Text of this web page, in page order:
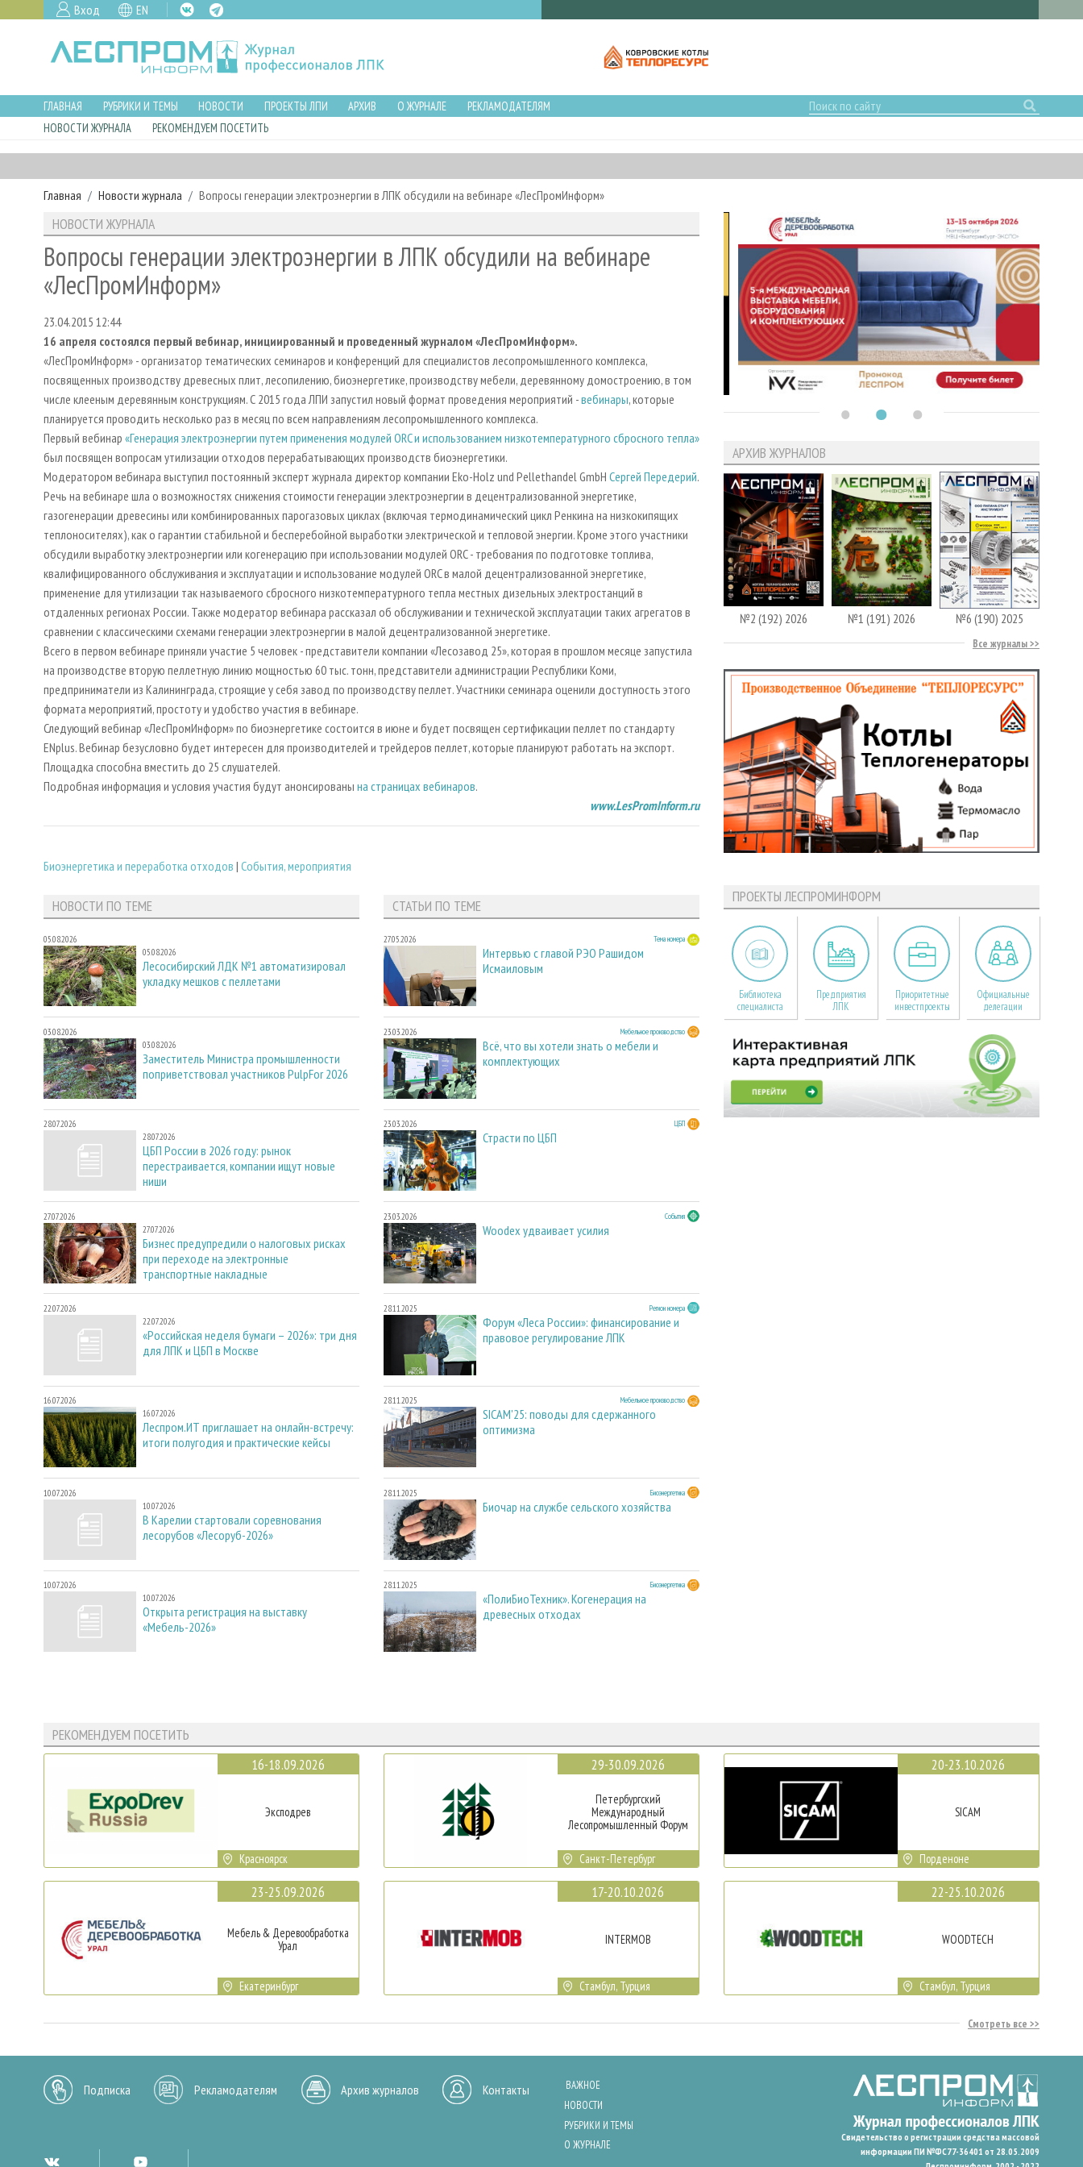
Вход EN
ГЛАВНАЯ РУБРИКИ И ТЕМЫ НОВОСТИ ПРОЕКТЫ ЛПИ АРХИВ О ЖУРНАЛЕ
РЕКЛАМОДАТЕЛЯМ
НОВОСТИ ЖУРНАЛА
РЕКОМЕНДУЕМ ПОСЕТИТЬ
Главная Новости журнала Вопросы генерации электроэнергии в ЛПК обсудили на вебинаре «ЛесПромИнформ»
НОВОСТИ ЖУРНАЛА
Вопросы генерации электроэнергии в ЛПК обсудили на вебинаре
«ЛесПромИнформ»
23.04.2015 12:44
16 апреля состоялся первый вебинар, инициированный и проведенный журналом «ЛесПромИнформ».
«ЛесПромИнформ» - организатор тематических семинаров и конференций для специалистов лесопромышленного комплекса,
посвященных производству древесных плит, лесопилению, биоэнергетике, производству мебели, деревянному домостроению, в том
числе клееным деревянным конструкциям. С 2015 года ЛПИ запустил новый формат проведения мероприятий -вебинары, которые
планируется проводить несколько раз в месяц по всем направлениям лесопромышленного комплекса.
Первый вебинар «Генерация электроэнергии путем применения модулей ORC и использованием низкотемпературного сбросного тепла»
был посвящен вопросам утилизации отходов перерабатывающих производств биоэнергетики.
Модератором вебинара выступил постоянный эксперт журнала директор компании Eko-Holz und Pellethandel GmbH Сергей Передерий.
Речь на вебинаре шла о возможностях снижения стоимости генерации электроэнергии в децентрализованной энергетике,
газогенерации древесины или комбинированных парогазовых циклах (включая термодинамический цикл Ренкина на низкокипящих
теплоносителях), как о гарантии стабильной и бесперебойной выработки электрической и тепловой энергии. Кроме этого участники
обсудили выработку электроэнергии или когенерацию при использовании модулей ORC - требования по подготовке топлива,
квалифицированного обслуживания и эксплуатации и использование модулей ORC в малой децентрализованной энергетике,
применение для утилизации так называемого сбросного низкотемпературного тепла местных дизельных электростанций в
отдаленных регионах России. Также модератор вебинара рассказал об обслуживании и технической эксплуатации таких агрегатов в
сравнении с классическими схемами генерации электроэнергии в малой децентрализованной энергетике.
Всего в первом вебинаре приняли участие 5 человек - представители компании «Лесозавод 25», которая в прошлом месяце запустила
на производстве вторую пеллетную линию мощностью 60 тыс. тонн, представители администрации Республики Коми,
предприниматели из Калининграда, строящие у себя завод по производству пеллет. Участники семинара оценили доступность этого
формата мероприятий, простоту и удобство участия в вебинаре.
Следующий вебинар «ЛесПромИнформ» по биоэнергетике состоится в июне и будет посвящен сертификации пеллет по стандарту
ENplus. Вебинар безусловно будет интересен для производителей и трейдеров пеллет, которые планируют работать на экспорт.
Площадка способна вместить до 25 слушателей.
Подробная информация и условия участия будут анонсированы на страницах вебинаров.
www.LesPromInform.ru
Биoэнергетика и переработка отходов | События, мероприятия
НОВОСТИ ПО ТЕМЕ
05.08.2026
05.08.2026
Лесосибирский ЛДК №1 автоматизировал
укладку мешков с пеллетами
03.08.2026
03.08.2026
Заместитель Министра промышленности
поприветствовал участников PulpFor 2026
28.07.2026
28.07.2026
ЦБП России в 2026 году: рынок
перестраивается, компании ищут новые
ниши
27.07.2026
27.07.2026
Бизнес предупредили о налоговых рисках
при переходе на электронные
транспортные накладные
22.07.2026
22.07.2026
«Российская неделя бумаги – 2026»: три дня
для ЛПК и ЦБП в Москве
16.07.2026
16.07.2026
Леспром.ИТ приглашает на онлайн-встречу:
итоги полугодия и практические кейсы
10.07.2026
10.07.2026
В Карелии стартовали соревнования
лесорубов «Лесоруб-2026»
10.07.2026
10.07.2026
Открыта регистрация на выставку
«Мебель-2026»
СТАТЬИ ПО ТЕМЕ
27.05.2026 Тема номера
Интервью с главой РЭО Рашидом
Исмаиловым
23.03.2026 Мебельное производство
Всё, что вы хотели знать о мебели и
комплектующих
23.03.2026 ЦБП
Страсти по ЦБП
23.03.2026 События
Woodex удваивает усилия
28.11.2025 Регион номера
Форум «Леса России»: финансирование и
правовое регулирование ЛПК
28.11.2025 Мебельное производство
SICAM'25: поводы для сдержанного
оптимизма
28.11.2025 Биоэнергетика
Биочар на службе сельского хозяйства
28.11.2025 Биоэнергетика
«ПолиБиоТехник». Когенерация на
древесных отходах
АРХИВ ЖУРНАЛОВ
№2 (192) 2026 №1 (191) 2026 №6 (190) 2025
Все журналы
ПРОЕКТЫ ЛЕСПРОМИНФОРМ
Библиотека
специалиста
Предприятия
ЛПК
Приоритетные
инвестпроекты
Официальные
делегации
РЕКОМЕНДУЕМ ПОСЕТИТЬ
16-18.09.2026
Эксподрев
Красноярск
23-25.09.2026
Мебель & Деревообработка
Урал
Екатеринбург
29-30.09.2026
Петербургский
Международный
Лесопромышленный Форум
Санкт-Петербург
17-20.10.2026
INTERMOB
Стамбул, Турция
20-23.10.2026
SICAM
Порденоне
22-25.10.2026
WOODTECH
Стамбул, Турция
Смотреть все
Подписка Рекламодателям Архив журналов Контакты
ВАЖНОЕ
НОВОСТИ
РУБРИКИ И ТЕМЫ
О ЖУРНАЛЕ
Свидетельство о регистрации средства массовой
информации ПИ №ФС77-36401 от 28.05.2009